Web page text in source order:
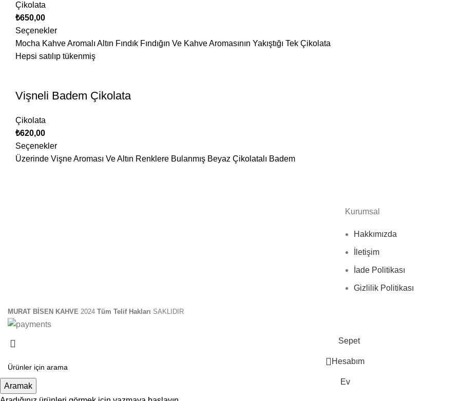
Çikolata
₺650,00
Seçenekler
Mocha Kahve Aromalı Altın Fındık Fındığın Ve Kahve Aromasının Yakıştığı Tek Çikolata
Hepsi satılıp tükenmiş
Vişneli Badem Çikolata
Çikolata
₺620,00
Seçenekler
Üzerinde Vişne Aroması Ve Altın Renklere Bulanmış Beyaz Çikolatalı Badem
Kurumsal
Hakkımızda
İletişim
İade Politikası
Gizlilik Politikası
MURAT BİSEN KAHVE 2024 Tüm Telif Hakları SAKLIDIR
Aramak
Sepet
Hesabım
Ev